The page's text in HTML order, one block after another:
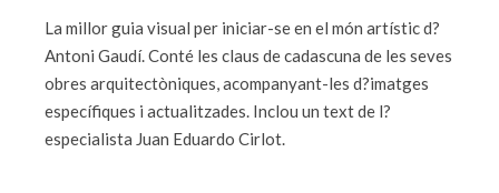
La millor guia visual per iniciar-se en el món artístic d?
Antoni Gaudí. Conté les claus de cadascuna de les seves
obres arquitectòniques, acompanyant-les d?imatges
específiques i actualitzades. Inclou un text de l?
especialista Juan Eduardo Cirlot.